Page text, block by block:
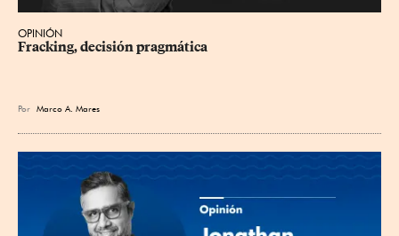
OPINIÓN
Fracking, decisión pragmática
Por Marco A. Mares